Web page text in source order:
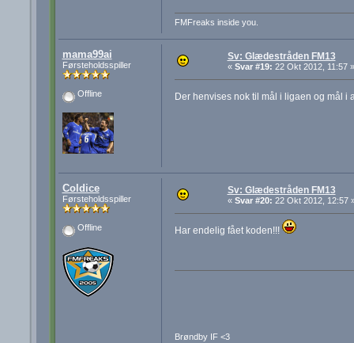
FMFreaks inside you.
mama99ai
Førsteholdsspiller
Offline
Sv: Glædestråden FM13
« Svar #19: 22 Okt 2012, 11:57 »
Der henvises nok til mål i ligaen og mål i
Coldice
Førsteholdsspiller
Offline
Sv: Glædestråden FM13
« Svar #20: 22 Okt 2012, 12:57
Har endelig fået koden!!!
Brøndby IF <3